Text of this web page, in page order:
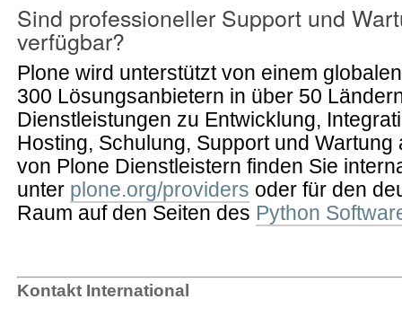
Sind professioneller Support und
verfügbar?
Plone wird unterstützt von einem
300 Lösungsanbietern in über 50
Dienstleistungen zu Entwicklung,
Hosting, Schulung, Support und Wartung
von Plone Dienstleistern finden Sie
unter plone.org/providers oder für den
Raum auf den Seiten des Python
Kontakt International